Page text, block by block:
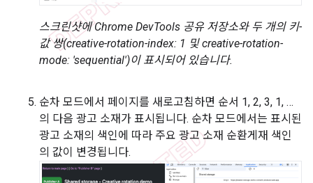
스크린샷에 Chrome DevTools 공유 저장소와 두 개의 키-
값 쌍(creative-rotation-index: 1 및 creative-rotation-
mode: 'sequential')이 표시되어 있습니다.
순차 모드에서 페이지를 새로고침하면 순서 1, 2, 3, 1, …
의 다음 광고 소재가 표시됩니다. 순차 모드에서는 표시된
광고 소재의 색인에 따라 주요 광고 소재 순환게재 색인
의 값이 변경됩니다.